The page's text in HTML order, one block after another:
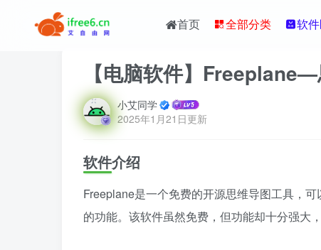
首页 全部分类 软
【电脑软件】
小艾同学
2025年1月21日更新
软件介绍
Freeplane是一个免费的开源思维导图工具，
的功能。该软件虽然免费，但功能却十分强大